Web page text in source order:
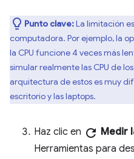
Punto clave:La limitación
computadora. Por ejemplo, la
la CPU funcione 4 veces más
simular realmente las CPU de
arquitectura de estos es muy
escritorio y las laptops.
Haz clic en refresh Medir
Herramientas para